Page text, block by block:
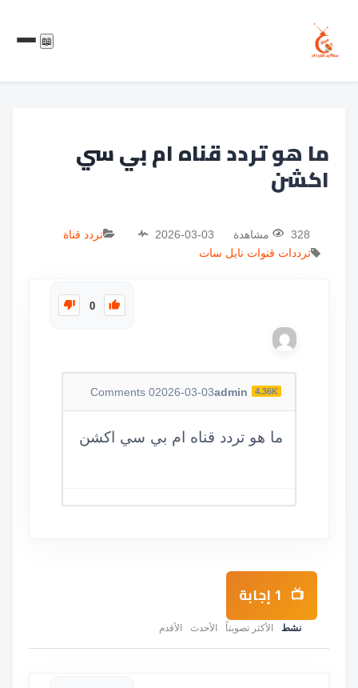
📖
ما هو تردد قناه ام بي سي
اكشن
328 مشاهدة 2026-03-03
تردد قناة
ترددات قنوات نايل سات
0
admin 4.36K
2026-03-03
0
ما هو تردد قناه ام بي سي اكشن
1إجابة
نشط الأكثر تصويتاً الأحدث الأقدم